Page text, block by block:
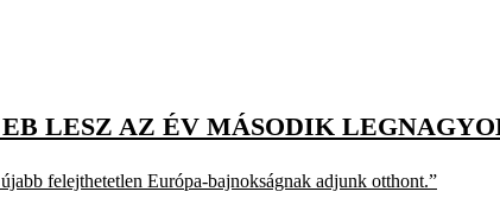
LESZ AZ ÉV MÁSODIK
felejthetetlen Európa-bajnokságnak adjunk otthont.”